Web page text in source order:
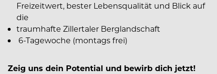
Freizeitwert, bester Lebensqualität und Blick auf
die
traumhafte Zillertaler Berglandschaft
6-Tagewoche (montags frei)
Zeig uns dein Potential und bewirb dich jetzt!